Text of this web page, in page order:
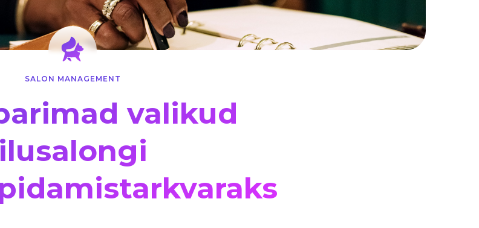
SALON MANAGEMENT
valikud
ilusalongi